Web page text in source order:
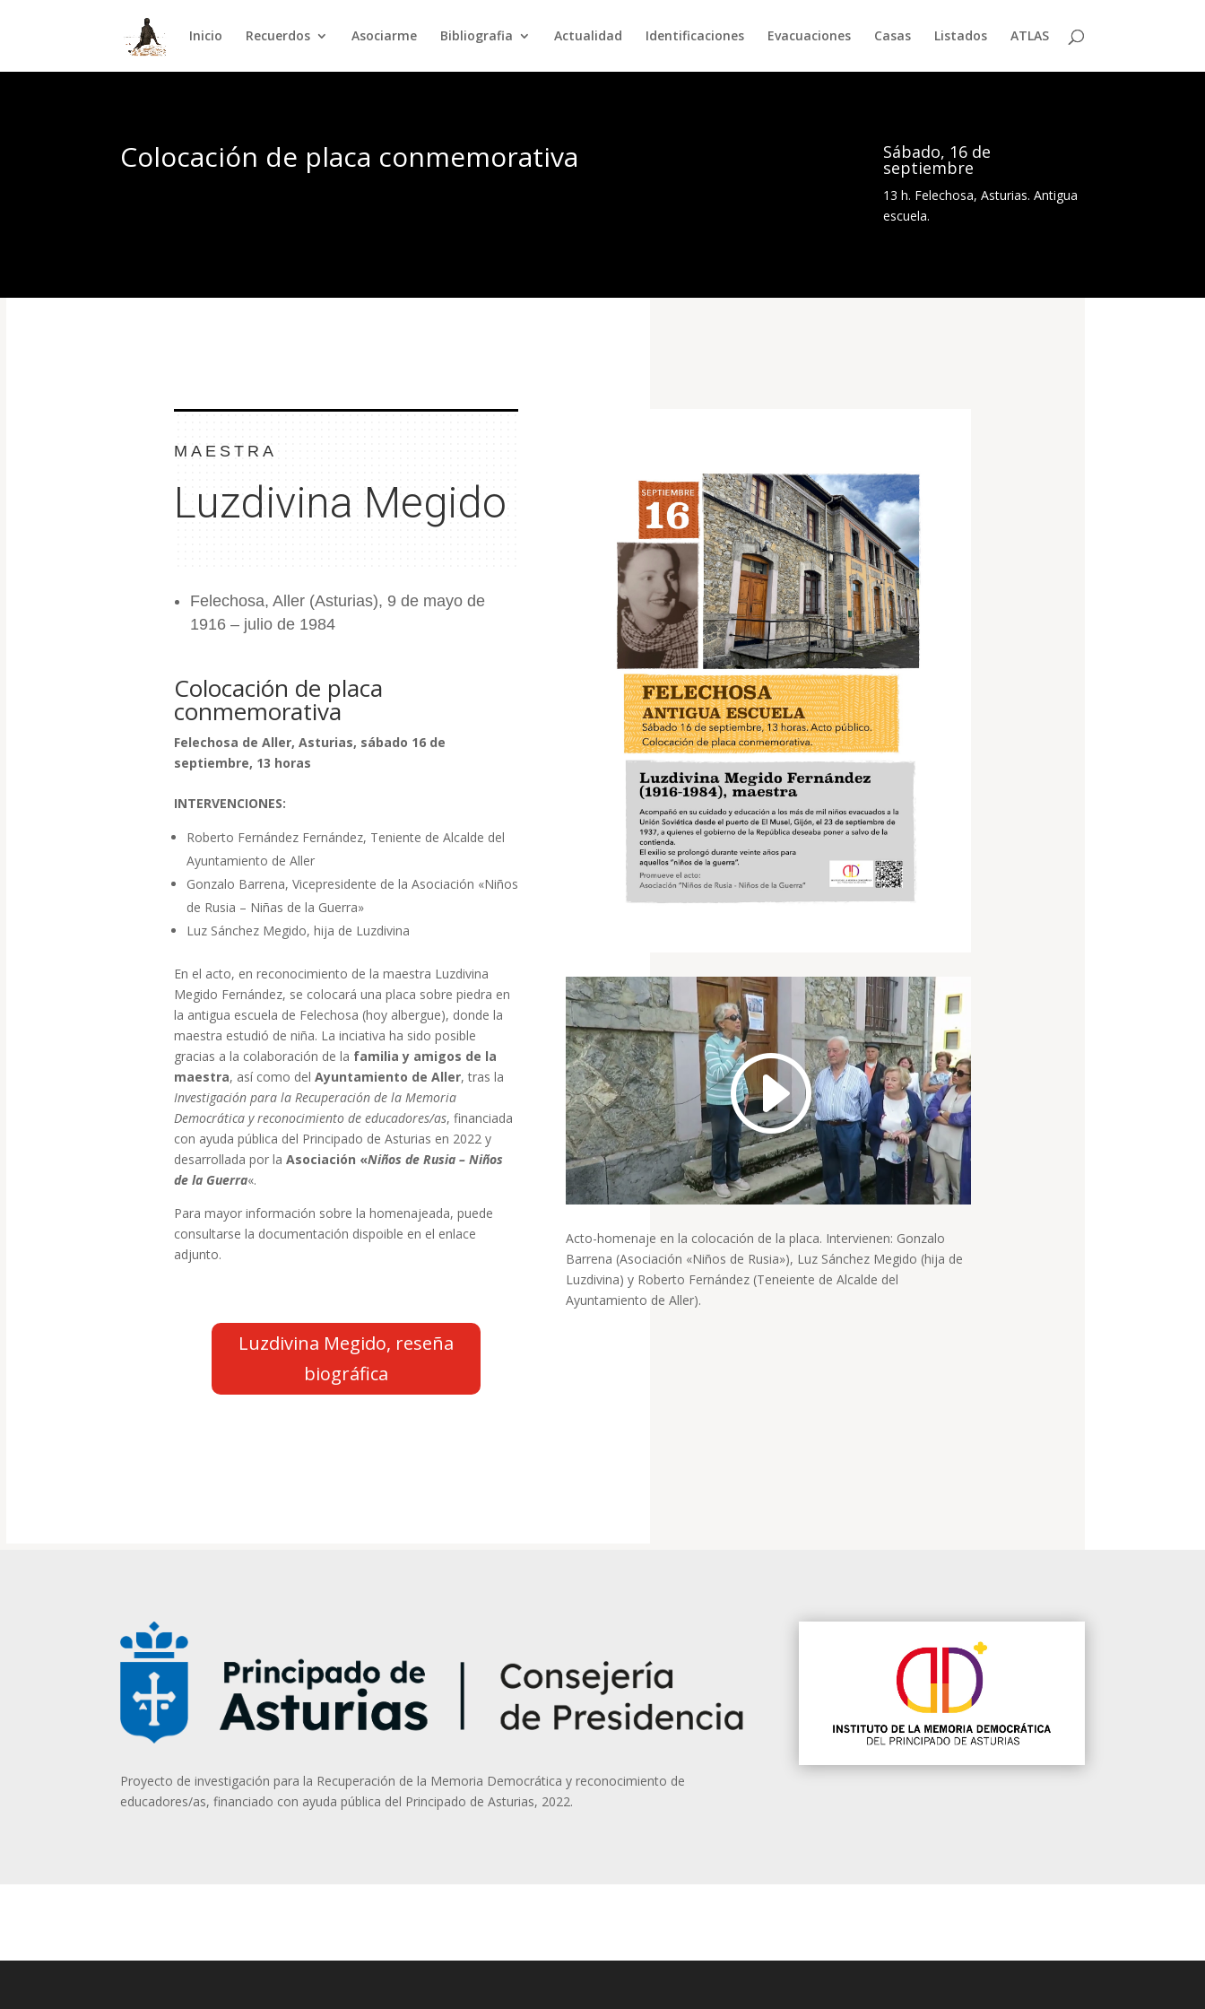
Inicio Recuerdos Asociarme Bibliografia Actualidad Identificaciones Evacuaciones Casas Listados ATLAS
Colocación de placa conmemorativa Sábado, 16 de
septiembre
13 h. Felechosa, Asturias. Antigua
escuela.
MAESTRA
Luzdivina Megido
Felechosa, Aller (Asturias), 9 de mayo de
1916 – julio de 1984
Colocación de placa
conmemorativa
Felechosa de Aller, Asturias, sábado 16 de
septiembre, 13 horas
INTERVENCIONES:
Roberto Fernández Fernández, Teniente de Alcalde del
Ayuntamiento de Aller
Gonzalo Barrena, Vicepresidente de la Asociación «Niños
de Rusia – Niñas de la Guerra»
Luz Sánchez Megido, hija de Luzdivina
En el acto, en reconocimiento de la maestra Luzdivina
Megido Fernández, se colocará una placa sobre piedra en
la antigua escuela de Felechosa (hoy albergue), donde la
maestra estudió de niña. La inciativa ha sido posible
gracias a la colaboración de la familia y amigos de la
maestra, así como del Ayuntamiento de Aller, tras la
Investigación para la Recuperación de la Memoria
Democrática y reconocimiento de educadores/as, financiada
con ayuda pública del Principado de Asturias en 2022 y
desarrollada por la Asociación «Niños de Rusia – Niños
de la Guerra«.
Para mayor información sobre la homenajeada, puede
consultarse la documentación dispoible en el enlace
adjunto.
Luzdivina Megido, reseña
biográfica
Acto-homenaje en la colocación de la placa. Intervienen: Gonzalo
Barrena (Asociación «Niños de Rusia»), Luz Sánchez Megido (hija de
Luzdivina) y Roberto Fernández (Teneiente de Alcalde del
Ayuntamiento de Aller).
Proyecto de investigación para la Recuperación de la Memoria Democrática y reconocimiento de
educadores/as, financiado con ayuda pública del Principado de Asturias, 2022.